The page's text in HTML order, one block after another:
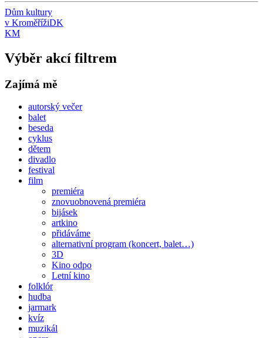
Dům kultury
v KroměřížiDK
KM
Výběr akcí filtrem
Zajímá mě
autorský večer
balet
beseda
cyklus
dětem
divadlo
festival
film
premiéra
znovuobnovená premiéra
bijásek
artkino
přidáváme
alternativní program (koncert, balet…)
3D
Kino odpo
Letní kino
folklór
hudba
jarmark
kvíz
muzikál